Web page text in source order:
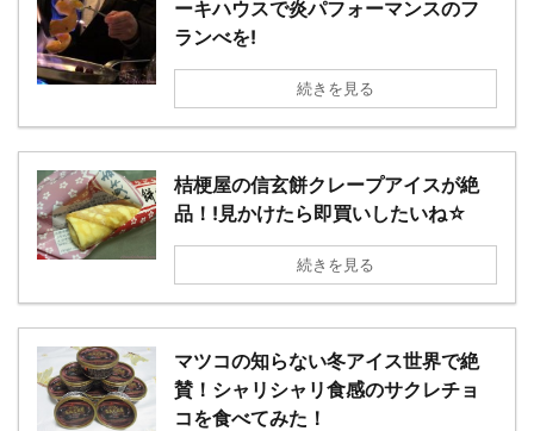
ーキハウスで炎パフォーマンスのフ
ランべを!
続きを見る
桔梗屋の信玄餅クレープアイスが絶
品！!見かけたら即買いしたいね☆
続きを見る
マツコの知らない冬アイス世界で絶
賛！シャリシャリ食感のサクレチョ
コを食べてみた！